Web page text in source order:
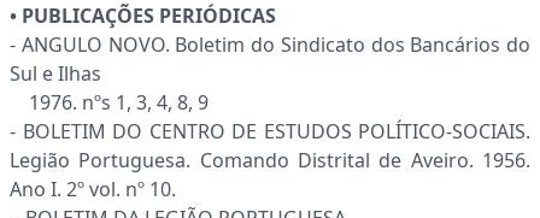
• PUBLICAÇÕES PERIÓDICAS
- ANGULO NOVO. Boletim do Sindicato dos Bancários do
Sul e Ilhas
1976. nºs 1, 3, 4, 8, 9
- BOLETIM DO CENTRO DE ESTUDOS POLÍTICO-SOCIAIS.
Legião Portuguesa. Comando Distrital de Aveiro. 1956.
Ano I. 2º vol. nº 10.